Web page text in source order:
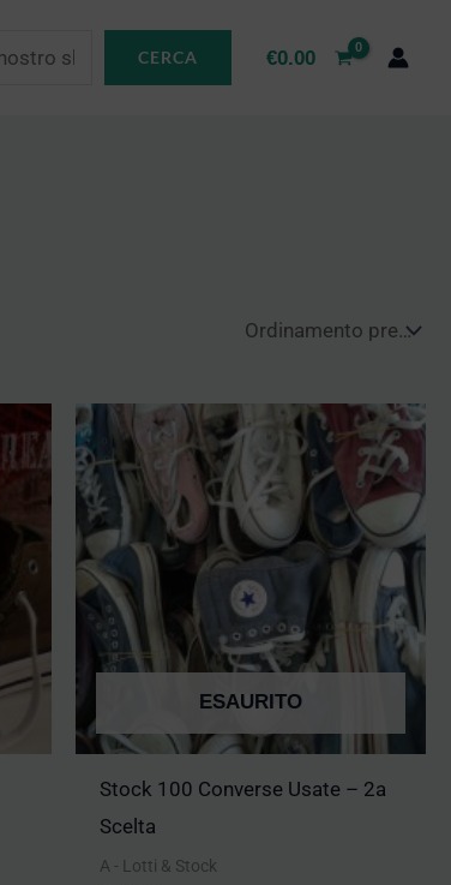
CERCA €0.00
ESAURITO
Stock 100 Converse Usate – 2a
Scelta
A - Lotti & Stock